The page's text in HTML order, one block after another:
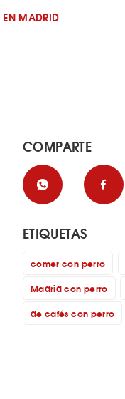
EN MADRID
COMPARTE
ETIQUETAS
comer con perro
Madrid con perro
de cafés con perro